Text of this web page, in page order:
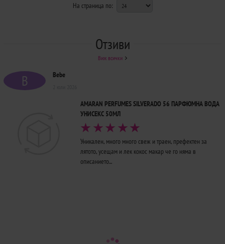
На страница по:
Отзиви
Виж всички
B Bebe
AMARAN PERFUMES SILVERADO 56 ПАРФЮМНА ВОДА
УНИСЕКС 50МЛ
Уникален, много много свеж и траен, префектен за
лятото, усещам и лек кокос макар че го няма в
описанието...